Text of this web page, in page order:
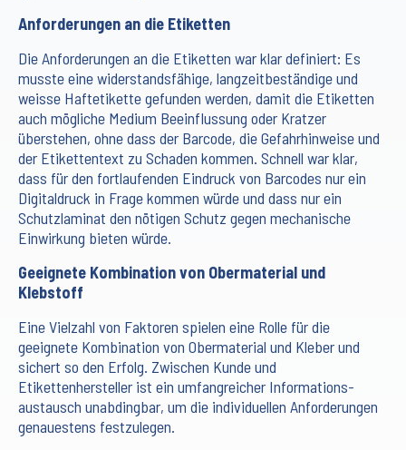
Anforderungen an die Etiketten
Die Anforderungen an die Etiketten war klar definiert: Es
musste eine widerstandsfähige, langzeitbeständige und
weisse Haftetikette gefunden werden, damit die Etiketten
auch mögliche Medium Beeinflussung oder Kratzer
überstehen, ohne dass der Barcode, die Gefahrhinweise und
der Etikettentext zu Schaden kommen. Schnell war klar,
dass für den fortlaufenden Eindruck von Barcodes nur ein
Digitaldruck in Frage kommen würde und dass nur ein
Schutzlaminat den nötigen Schutz gegen mechanische
Einwirkung bieten würde.
Geeignete Kombination von Obermaterial und
Klebstoff
Eine Vielzahl von Faktoren spielen eine Rolle für die
geeignete Kombination von Obermaterial und Kleber und
sichert so den Erfolg. Zwischen Kunde und
Etikettenhersteller ist ein umfangreicher Informations-
austausch unabdingbar, um die individuellen Anforderungen
genauestens festzulegen.